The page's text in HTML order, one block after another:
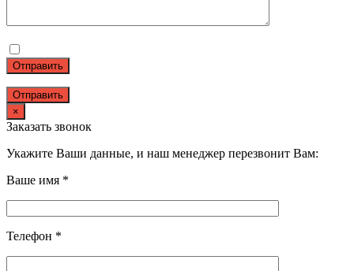
Отправить
×
Заказать звонок
Укажите Ваши данные, и наш менеджер перезвонит Вам:
Ваше имя *
Телефон *